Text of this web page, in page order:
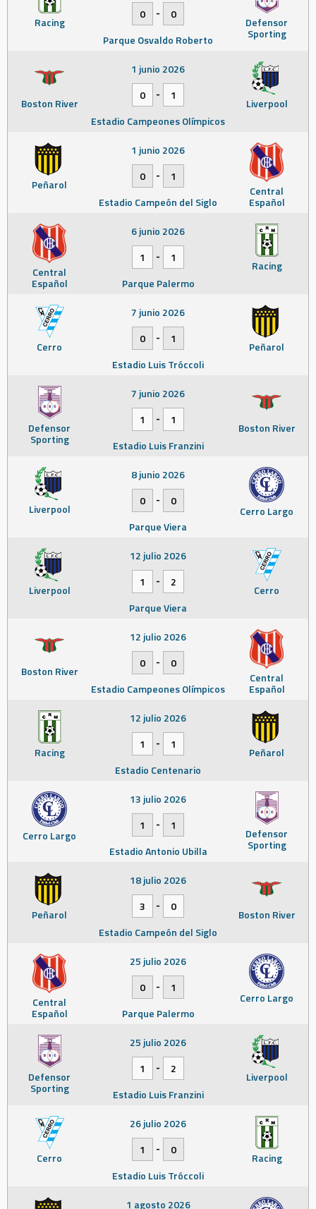
Racing Defensor
Sporting
0
-
0
Parque Osvaldo Roberto
Boston River Liverpool
1 junio 2026
0
-
1
Estadio Campeones Olímpicos
Peñarol Central
Español
1 junio 2026
0
-
1
Estadio Campeón del Siglo
Central
Español
Racing
6 junio 2026
1
-
1
Parque Palermo
Cerro Peñarol
7 junio 2026
0
-
1
Estadio Luis Tróccoli
Defensor
Sporting
Boston River
7 junio 2026
1
-
1
Estadio Luis Franzini
Liverpool Cerro Largo
8 junio 2026
0
-
0
Parque Viera
Liverpool Cerro
12 julio 2026
1
-
2
Parque Viera
Boston River Central
Español
12 julio 2026
0
-
0
Estadio Campeones Olímpicos
Racing Peñarol
12 julio 2026
1
-
1
Estadio Centenario
Cerro Largo Defensor
Sporting
13 julio 2026
1
-
1
Estadio Antonio Ubilla
Peñarol Boston River
18 julio 2026
3
-
0
Estadio Campeón del Siglo
Central
Español
Cerro Largo
25 julio 2026
0
-
1
Parque Palermo
Defensor
Sporting
Liverpool
25 julio 2026
1
-
2
Estadio Luis Franzini
Cerro Racing
26 julio 2026
1
-
0
Estadio Luis Tróccoli
1 agosto 2026